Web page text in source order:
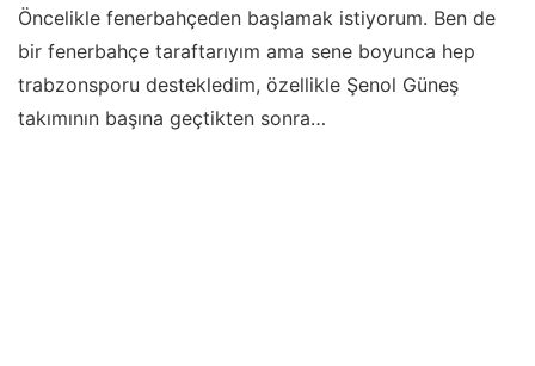
Öncelikle fenerbahçeden başlamak istiyorum. Ben de
bir fenerbahçe taraftarıyım ama sene boyunca hep
trabzonsporu destekledim, özellikle Şenol Güneş
takımının başına geçtikten sonra…